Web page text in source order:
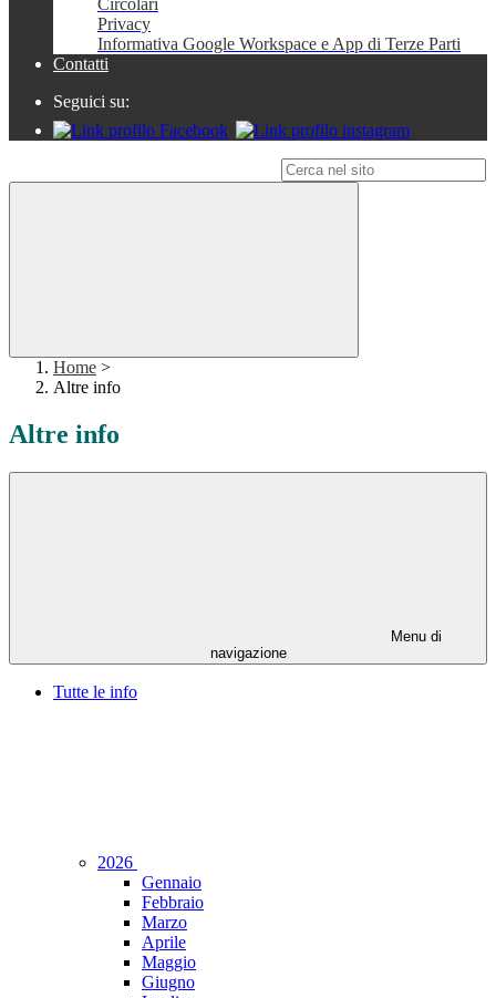
Circolari
Privacy
Informativa Google Workspace e App di Terze Parti
Contatti
Seguici su:
Home >
Altre info
Altre info
Menu di
navigazione
Tutte le info
2026
Gennaio
Febbraio
Marzo
Aprile
Maggio
Giugno